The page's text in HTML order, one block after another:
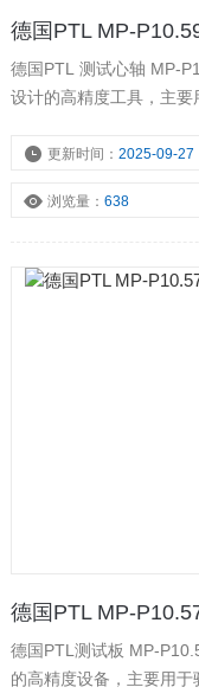
德国PTL 测试心轴 MP-
设计的高精度工具，主要
阻挡能力。其设计严格
性检测
更新时间： 2025-09-27
浏览量： 638
德国PTL测试板 MP-
的高精度设备，主要用于